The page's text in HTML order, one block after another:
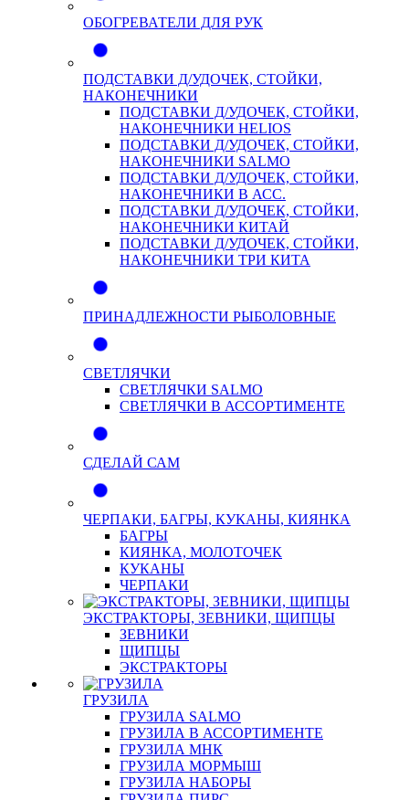
ОБОГРЕВАТЕЛИ ДЛЯ РУК
ПОДСТАВКИ Д/УДОЧЕК, СТОЙКИ,
НАКОНЕЧНИКИ
ПОДСТАВКИ Д/УДОЧЕК, СТОЙКИ,
НАКОНЕЧНИКИ HELIOS
ПОДСТАВКИ Д/УДОЧЕК, СТОЙКИ,
НАКОНЕЧНИКИ SALMO
ПОДСТАВКИ Д/УДОЧЕК, СТОЙКИ,
НАКОНЕЧНИКИ В АСС.
ПОДСТАВКИ Д/УДОЧЕК, СТОЙКИ,
НАКОНЕЧНИКИ КИТАЙ
ПОДСТАВКИ Д/УДОЧЕК, СТОЙКИ,
НАКОНЕЧНИКИ ТРИ КИТА
ПРИНАДЛЕЖНОСТИ РЫБОЛОВНЫЕ
СВЕТЛЯЧКИ
СВЕТЛЯЧКИ SALMO
СВЕТЛЯЧКИ В АССОРТИМЕНТЕ
СДЕЛАЙ САМ
ЧЕРПАКИ, БАГРЫ, КУКАНЫ, КИЯНКА
БАГРЫ
КИЯНКА, МОЛОТОЧЕК
КУКАНЫ
ЧЕРПАКИ
ЭКСТРАКТОРЫ, ЗЕВНИКИ, ЩИПЦЫ
ЗЕВНИКИ
ЩИПЦЫ
ЭКСТРАКТОРЫ
ГРУЗИЛА
ГРУЗИЛА SALMO
ГРУЗИЛА В АССОРТИМЕНТЕ
ГРУЗИЛА МНК
ГРУЗИЛА МОРМЫШ
ГРУЗИЛА НАБОРЫ